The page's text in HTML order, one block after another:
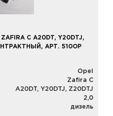
C A20DT, Y20DTJ,
АРТ. 510OP
Opel
Zafira C
A20DT, Y20DTJ, Z20DTJ
2,0
дизель